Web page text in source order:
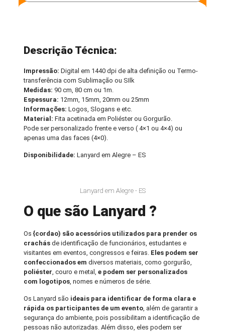
Descrição Técnica:
Impressão: Digital em 1440 dpi de alta definição ou Termo-
transferência com Sublimação ou SIlk
Medidas: 90 cm, 80 cm ou 1m.
Espessura: 12mm, 15mm, 20mm ou 25mm
Informações:Logos, Slogans e etc.
Material: Fita acetinada em Poliéster ou Gorgurão.
Pode ser personalizado frente e verso ( 4×1 ou 4×4) ou
apenas uma das faces (4×0).
Disponibilidade:Lanyard em Alegre – ES
Lanyard em Alegre - ES
O que são Lanyard ?
Os {cordao) são acessórios utilizados para prender os
crachás de identificação de funcionários, estudantes e
visitantes em eventos, congressos e feiras. Eles podem ser
confeccionados emdiversos materiais, como gorgurão,
poliéster, couro e metal,e podem ser personalizados
com logotipos, nomes e números de série.
Os Lanyard são ideais para identificar de forma clara e
rápida os participantes de um evento, além de garantir a
segurança do ambiente, pois possibilitam a identificação de
pessoas não autorizadas. Além disso, eles podem ser